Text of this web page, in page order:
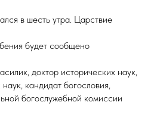
в шесть утра. Царствие
будет сообщено
доктор исторических наук,
кандидат богословия,
богослужебной комиссии